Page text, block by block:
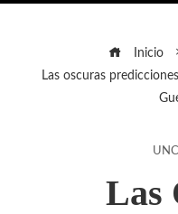
Inicio
Las oscuras
Las